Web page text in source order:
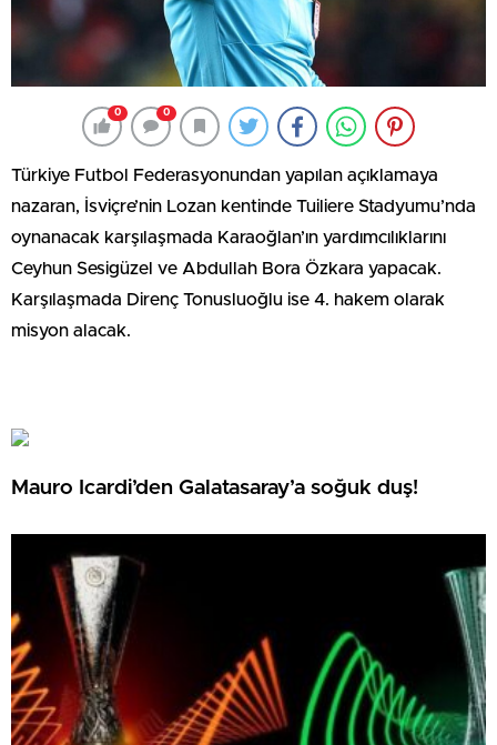
0 0
Türkiye Futbol Federasyonundan yapılan açıklamaya
nazaran, İsviçre’nin Lozan kentinde Tuiliere Stadyumu’nda
oynanacak karşılaşmada Karaoğlan’ın yardımcılıklarını
Ceyhun Sesigüzel ve Abdullah Bora Özkara yapacak.
Karşılaşmada Direnç Tonusluoğlu ise 4. hakem olarak
misyon alacak.
Mauro Icardi’den Galatasaray’a soğuk duş!